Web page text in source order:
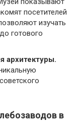
посетителей
изучать
готового
архитектуры.
в